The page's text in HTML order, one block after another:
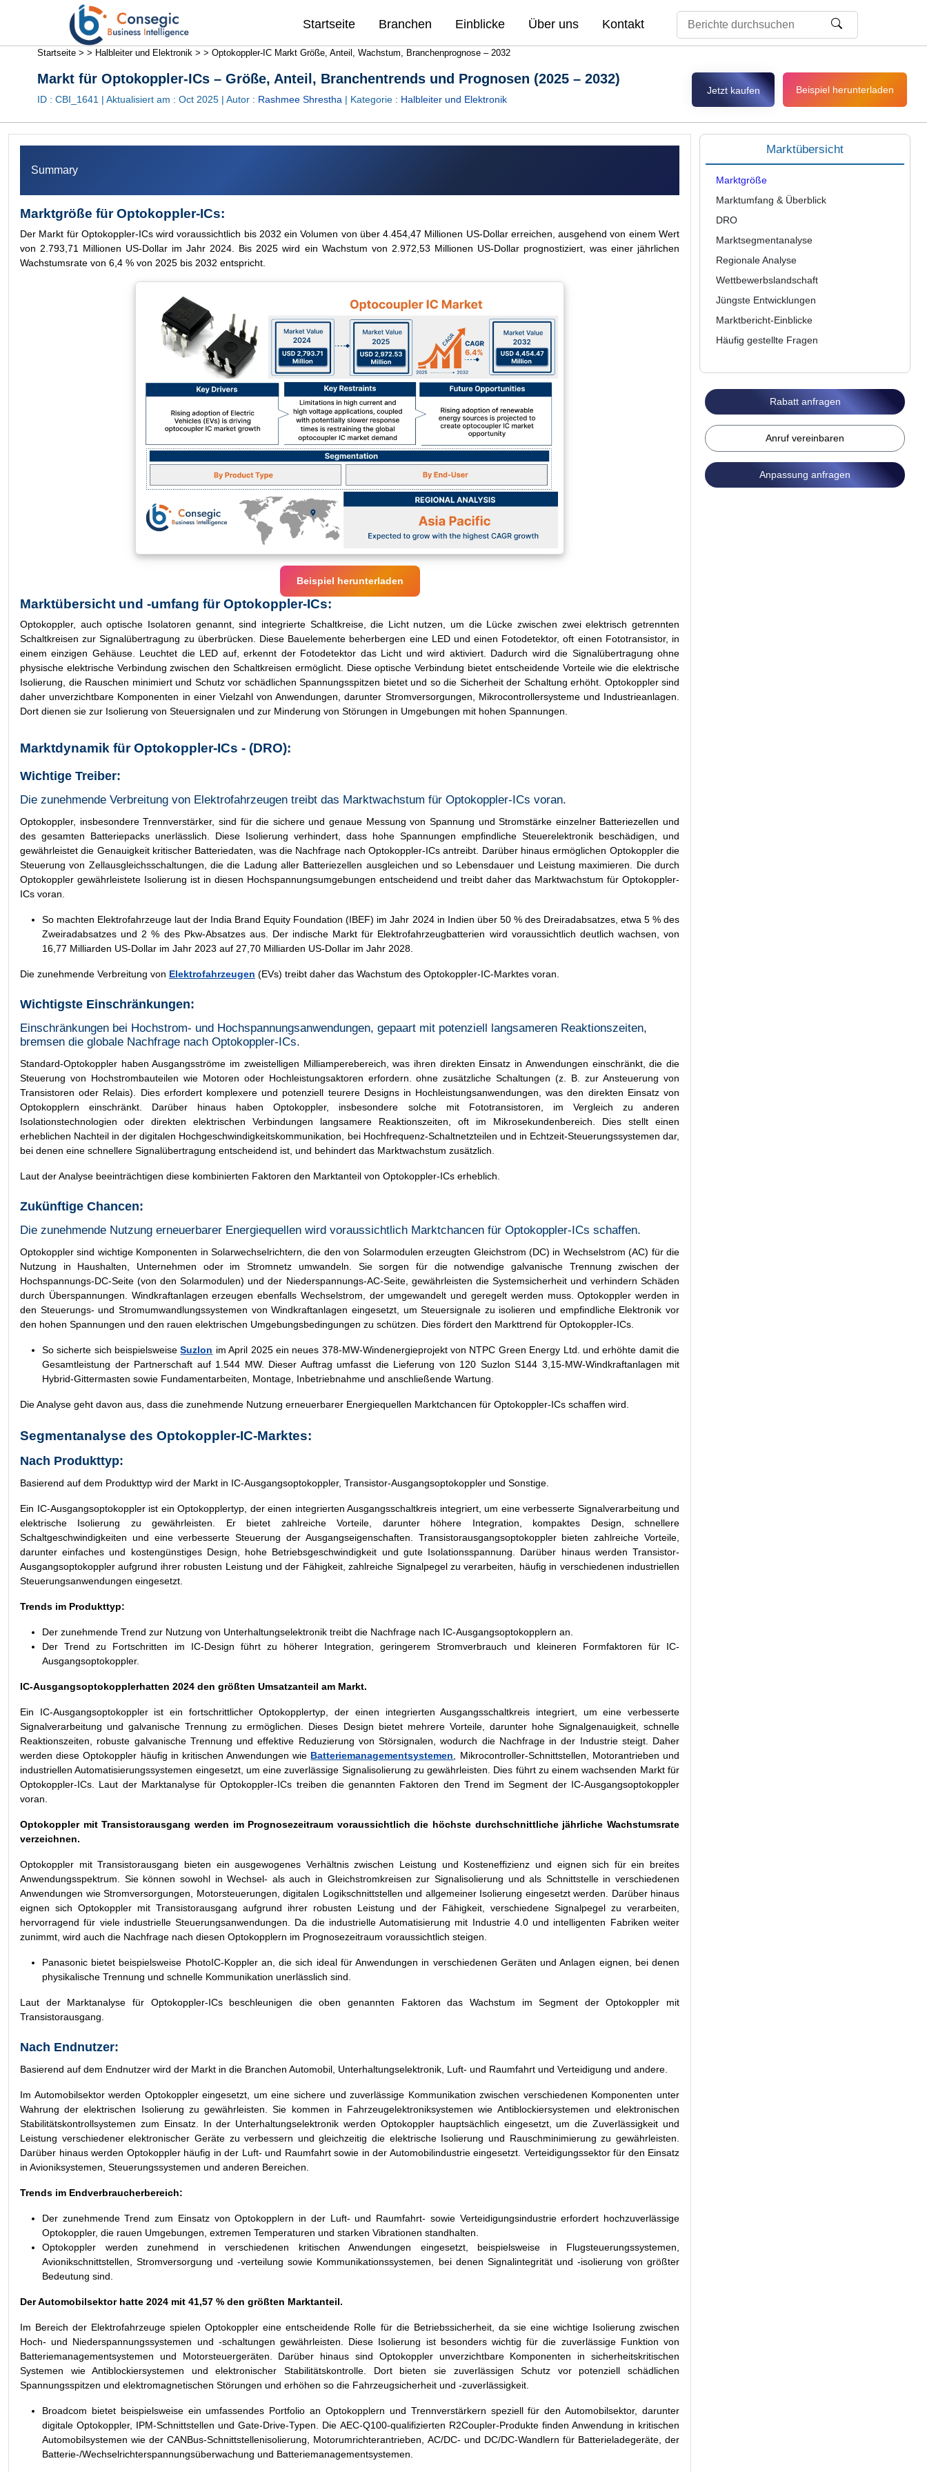
Startseite Branchen Einblicke Über uns Kontakt
Startseite > > Halbleiter und Elektronik > > Optokoppler-IC Markt Größe, Anteil, Wachstum, Branchenprognose – 2032
Markt für Optokoppler-ICs – Größe, Anteil, Branchentrends und Prognosen (2025 – 2032)
ID : CBI_1641 | Aktualisiert am : Oct 2025| Autor : Rashmee Shrestha | Kategorie : Halbleiter und Elektronik
Jetzt kaufen Beispiel herunterladen
Summary
Marktgröße für Optokoppler-ICs:
Der Markt für Optokoppler-ICs wird voraussichtlich bis 2032 ein Volumen von über 4.454,47 Millionen US-Dollar erreichen, ausgehend von einem Wert
von 2.793,71 Millionen US-Dollar im Jahr 2024. Bis 2025 wird ein Wachstum von 2.972,53 Millionen US-Dollar prognostiziert, was einer jährlichen
Wachstumsrate von 6,4 % von 2025 bis 2032 entspricht.
Beispiel herunterladen
Marktübersicht und -umfang für Optokoppler-ICs:
Optokoppler, auch optische Isolatoren genannt, sind integrierte Schaltkreise, die Licht nutzen, um die Lücke zwischen zwei elektrisch getrennten
Schaltkreisen zur Signalübertragung zu überbrücken. Diese Bauelemente beherbergen eine LED und einen Fotodetektor, oft einen Fototransistor, in
einem einzigen Gehäuse. Leuchtet die LED auf, erkennt der Fotodetektor das Licht und wird aktiviert. Dadurch wird die Signalübertragung ohne
physische elektrische Verbindung zwischen den Schaltkreisen ermöglicht. Diese optische Verbindung bietet entscheidende Vorteile wie die elektrische
Isolierung, die Rauschen minimiert und Schutz vor schädlichen Spannungsspitzen bietet und so die Sicherheit der Schaltung erhöht. Optokoppler sind
daher unverzichtbare Komponenten in einer Vielzahl von Anwendungen, darunter Stromversorgungen, Mikrocontrollersysteme und Industrieanlagen.
Dort dienen sie zur Isolierung von Steuersignalen und zur Minderung von Störungen in Umgebungen mit hohen Spannungen.
Marktdynamik für Optokoppler-ICs - (DRO):
Wichtige Treiber:
Die zunehmende Verbreitung von Elektrofahrzeugen treibt das Marktwachstum für Optokoppler-ICs voran.
Optokoppler, insbesondere Trennverstärker, sind für die sichere und genaue Messung von Spannung und Stromstärke einzelner Batteriezellen und
des gesamten Batteriepacks unerlässlich. Diese Isolierung verhindert, dass hohe Spannungen empfindliche Steuerelektronik beschädigen, und
gewährleistet die Genauigkeit kritischer Batteriedaten, was die Nachfrage nach Optokoppler-ICs antreibt. Darüber hinaus ermöglichen Optokoppler die
Steuerung von Zellausgleichsschaltungen, die die Ladung aller Batteriezellen ausgleichen und so Lebensdauer und Leistung maximieren. Die durch
Optokoppler gewährleistete Isolierung ist in diesen Hochspannungsumgebungen entscheidend und treibt daher das Marktwachstum für Optokoppler-
ICs voran.
So machten Elektrofahrzeuge laut der India Brand Equity Foundation (IBEF) im Jahr 2024 in Indien über 50 % des Dreiradabsatzes, etwa 5 % des
Zweiradabsatzes und 2 % des Pkw-Absatzes aus. Der indische Markt für Elektrofahrzeugbatterien wird voraussichtlich deutlich wachsen, von
16,77 Milliarden US-Dollar im Jahr 2023 auf 27,70 Milliarden US-Dollar im Jahr 2028.
Die zunehmende Verbreitung von Elektrofahrzeugen (EVs) treibt daher das Wachstum des Optokoppler-IC-Marktes voran.
Wichtigste Einschränkungen:
Einschränkungen bei Hochstrom- und Hochspannungsanwendungen, gepaart mit potenziell langsameren Reaktionszeiten,
bremsen die globale Nachfrage nach Optokoppler-ICs.
Standard-Optokoppler haben Ausgangsströme im zweistelligen Milliamperebereich, was ihren direkten Einsatz in Anwendungen einschränkt, die die
Steuerung von Hochstrombauteilen wie Motoren oder Hochleistungsaktoren erfordern. ohne zusätzliche Schaltungen (z. B. zur Ansteuerung von
Transistoren oder Relais). Dies erfordert komplexere und potenziell teurere Designs in Hochleistungsanwendungen, was den direkten Einsatz von
Optokopplern einschränkt. Darüber hinaus haben Optokoppler, insbesondere solche mit Fototransistoren, im Vergleich zu anderen
Isolationstechnologien oder direkten elektrischen Verbindungen langsamere Reaktionszeiten, oft im Mikrosekundenbereich. Dies stellt einen
erheblichen Nachteil in der digitalen Hochgeschwindigkeitskommunikation, bei Hochfrequenz-Schaltnetzteilen und in Echtzeit-Steuerungssystemen dar,
bei denen eine schnellere Signalübertragung entscheidend ist, und behindert das Marktwachstum zusätzlich.
Laut der Analyse beeinträchtigen diese kombinierten Faktoren den Marktanteil von Optokoppler-ICs erheblich.
Zukünftige Chancen:
Die zunehmende Nutzung erneuerbarer Energiequellen wird voraussichtlich Marktchancen für Optokoppler-ICs schaffen.
Optokoppler sind wichtige Komponenten in Solarwechselrichtern, die den von Solarmodulen erzeugten Gleichstrom (DC) in Wechselstrom (AC) für die
Nutzung in Haushalten, Unternehmen oder im Stromnetz umwandeln. Sie sorgen für die notwendige galvanische Trennung zwischen der
Hochspannungs-DC-Seite (von den Solarmodulen) und der Niederspannungs-AC-Seite, gewährleisten die Systemsicherheit und verhindern Schäden
durch Überspannungen. Windkraftanlagen erzeugen ebenfalls Wechselstrom, der umgewandelt und geregelt werden muss. Optokoppler werden in
den Steuerungs- und Stromumwandlungssystemen von Windkraftanlagen eingesetzt, um Steuersignale zu isolieren und empfindliche Elektronik vor
den hohen Spannungen und den rauen elektrischen Umgebungsbedingungen zu schützen. Dies fördert den Markttrend für Optokoppler-ICs.
So sicherte sich beispielsweiseSuzlon im April 2025 ein neues 378-MW-Windenergieprojekt von NTPC Green Energy Ltd. und erhöhte damit die
Gesamtleistung der Partnerschaft auf 1.544 MW. Dieser Auftrag umfasst die Lieferung von 120 Suzlon S144 3,15-MW-Windkraftanlagen mit
Hybrid-Gittermasten sowie Fundamentarbeiten, Montage, Inbetriebnahme und anschließende Wartung.
Die Analyse geht davon aus, dass die zunehmende Nutzung erneuerbarer Energiequellen Marktchancen für Optokoppler-ICs schaffen wird.
Segmentanalyse des Optokoppler-IC-Marktes:
Nach Produkttyp:
Basierend auf dem Produkttyp wird der Markt in IC-Ausgangsoptokoppler, Transistor-Ausgangsoptokoppler und Sonstige.
Ein IC-Ausgangsoptokoppler ist ein Optokopplertyp, der einen integrierten Ausgangsschaltkreis integriert, um eine verbesserte Signalverarbeitung und
elektrische Isolierung zu gewährleisten. Er bietet zahlreiche Vorteile, darunter höhere Integration, kompaktes Design, schnellere
Schaltgeschwindigkeiten und eine verbesserte Steuerung der Ausgangseigenschaften. Transistorausgangsoptokoppler bieten zahlreiche Vorteile,
darunter einfaches und kostengünstiges Design, hohe Betriebsgeschwindigkeit und gute Isolationsspannung. Darüber hinaus werden Transistor-
Ausgangsoptokoppler aufgrund ihrer robusten Leistung und der Fähigkeit, zahlreiche Signalpegel zu verarbeiten, häufig in verschiedenen industriellen
Steuerungsanwendungen eingesetzt.
Trends im Produkttyp:
Der zunehmende Trend zur Nutzung von Unterhaltungselektronik treibt die Nachfrage nach IC-Ausgangsoptokopplern an.
Der Trend zu Fortschritten im IC-Design führt zu höherer Integration, geringerem Stromverbrauch und kleineren Formfaktoren für IC-
Ausgangsoptokoppler.
IC-Ausgangsoptokopplerhatten 2024 den größten Umsatzanteil am Markt.
Ein IC-Ausgangsoptokoppler ist ein fortschrittlicher Optokopplertyp, der einen integrierten Ausgangsschaltkreis integriert, um eine verbesserte
Signalverarbeitung und galvanische Trennung zu ermöglichen. Dieses Design bietet mehrere Vorteile, darunter hohe Signalgenauigkeit, schnelle
Reaktionszeiten, robuste galvanische Trennung und effektive Reduzierung von Störsignalen, wodurch die Nachfrage in der Industrie steigt. Daher
werden diese Optokoppler häufig in kritischen Anwendungen wie Batteriemanagementsystemen, Mikrocontroller-Schnittstellen, Motorantrieben und
industriellen Automatisierungssystemen eingesetzt, um eine zuverlässige Signalisolierung zu gewährleisten. Dies führt zu einem wachsenden Markt für
Optokoppler-ICs. Laut der Marktanalyse für Optokoppler-ICs treiben die genannten Faktoren den Trend im Segment der IC-Ausgangsoptokoppler
voran.
Optokoppler mit Transistorausgang werden im Prognosezeitraum voraussichtlich die höchste durchschnittliche jährliche Wachstumsrate
verzeichnen.
Optokoppler mit Transistorausgang bieten ein ausgewogenes Verhältnis zwischen Leistung und Kosteneffizienz und eignen sich für ein breites
Anwendungsspektrum. Sie können sowohl in Wechsel- als auch in Gleichstromkreisen zur Signalisolierung und als Schnittstelle in verschiedenen
Anwendungen wie Stromversorgungen, Motorsteuerungen, digitalen Logikschnittstellen und allgemeiner Isolierung eingesetzt werden. Darüber hinaus
eignen sich Optokoppler mit Transistorausgang aufgrund ihrer robusten Leistung und der Fähigkeit, verschiedene Signalpegel zu verarbeiten,
hervorragend für viele industrielle Steuerungsanwendungen. Da die industrielle Automatisierung mit Industrie 4.0 und intelligenten Fabriken weiter
zunimmt, wird auch die Nachfrage nach diesen Optokopplern im Prognosezeitraum voraussichtlich steigen.
Panasonic bietet beispielsweise PhotoIC-Koppler an, die sich ideal für Anwendungen in verschiedenen Geräten und Anlagen eignen, bei denen
physikalische Trennung und schnelle Kommunikation unerlässlich sind.
Laut der Marktanalyse für Optokoppler-ICs beschleunigen die oben genannten Faktoren das Wachstum im Segment der Optokoppler mit
Transistorausgang.
Nach Endnutzer:
Basierend auf dem Endnutzer wird der Markt in die Branchen Automobil, Unterhaltungselektronik, Luft- und Raumfahrt und Verteidigung und andere.
Im Automobilsektor werden Optokoppler eingesetzt, um eine sichere und zuverlässige Kommunikation zwischen verschiedenen Komponenten unter
Wahrung der elektrischen Isolierung zu gewährleisten. Sie kommen in Fahrzeugelektroniksystemen wie Antiblockiersystemen und elektronischen
Stabilitätskontrollsystemen zum Einsatz. In der Unterhaltungselektronik werden Optokoppler hauptsächlich eingesetzt, um die Zuverlässigkeit und
Leistung verschiedener elektronischer Geräte zu verbessern und gleichzeitig die elektrische Isolierung und Rauschminimierung zu gewährleisten.
Darüber hinaus werden Optokoppler häufig in der Luft- und Raumfahrt sowie in der Automobilindustrie eingesetzt. Verteidigungssektor für den Einsatz
in Avioniksystemen, Steuerungssystemen und anderen Bereichen.
Trends im Endverbraucherbereich:
Der zunehmende Trend zum Einsatz von Optokopplern in der Luft- und Raumfahrt- sowie Verteidigungsindustrie erfordert hochzuverlässige
Optokoppler, die rauen Umgebungen, extremen Temperaturen und starken Vibrationen standhalten.
Optokoppler werden zunehmend in verschiedenen kritischen Anwendungen eingesetzt, beispielsweise in Flugsteuerungssystemen,
Avionikschnittstellen, Stromversorgung und -verteilung sowie Kommunikationssystemen, bei denen Signalintegrität und -isolierung von größter
Bedeutung sind.
Der Automobilsektor hatte 2024 mit 41,57 % den größten Marktanteil.
Im Bereich der Elektrofahrzeuge spielen Optokoppler eine entscheidende Rolle für die Betriebssicherheit, da sie eine wichtige Isolierung zwischen
Hoch- und Niederspannungssystemen und -schaltungen gewährleisten. Diese Isolierung ist besonders wichtig für die zuverlässige Funktion von
Batteriemanagementsystemen und Motorsteuergeräten. Darüber hinaus sind Optokoppler unverzichtbare Komponenten in sicherheitskritischen
Systemen wie Antiblockiersystemen und elektronischer Stabilitätskontrolle. Dort bieten sie zuverlässigen Schutz vor potenziell schädlichen
Spannungsspitzen und elektromagnetischen Störungen und erhöhen so die Fahrzeugsicherheit und -zuverlässigkeit.
Broadcom bietet beispielsweise ein umfassendes Portfolio an Optokopplern und Trennverstärkern speziell für den Automobilsektor, darunter
digitale Optokoppler, IPM-Schnittstellen und Gate-Drive-Typen. Die AEC-Q100-qualifizierten R2Coupler-Produkte finden Anwendung in kritischen
Automobilsystemen wie der CANBus-Schnittstellenisolierung, Motorumrichterantrieben, AC/DC- und DC/DC-Wandlern für Batterieladegeräte, der
Batterie-/Wechselrichterspannungsüberwachung und Batteriemanagementsystemen.
Marktübersicht
Marktgröße
Marktumfang & Überblick
DRO
Marktsegmentanalyse
Regionale Analyse
Wettbewerbslandschaft
Jüngste Entwicklungen
Marktbericht-Einblicke
Häufig gestellte Fragen
Rabatt anfragen
Anruf vereinbaren
Anpassung anfragen